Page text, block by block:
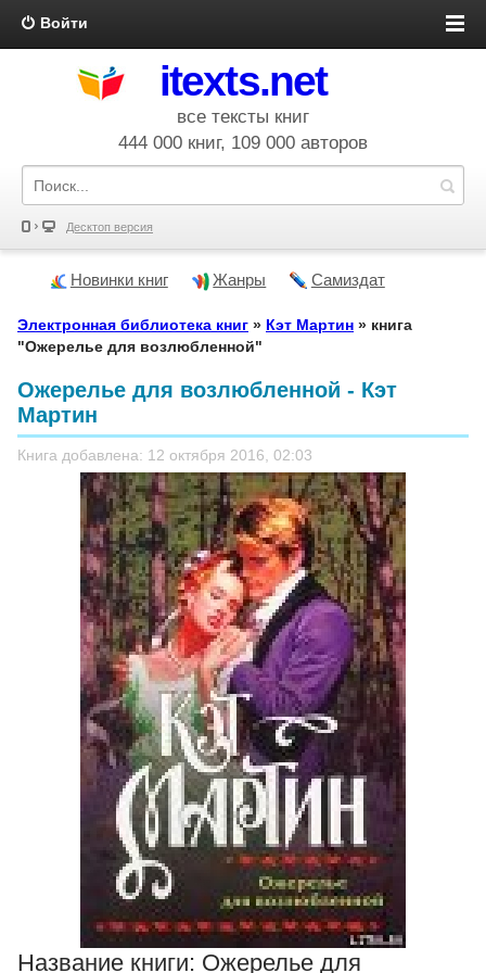
Войти
itexts.net
все тексты книг
444 000 книг, 109 000 авторов
Десктоп версия
Новинки книг Жанры Самиздат
Электронная библиотека книг » Кэт Мартин » книга
"Ожерелье для возлюбленной"
Ожерелье для возлюбленной - Кэт
Мартин
Книга добавлена: 12 октября 2016, 02:03
Название книги: Ожерелье для